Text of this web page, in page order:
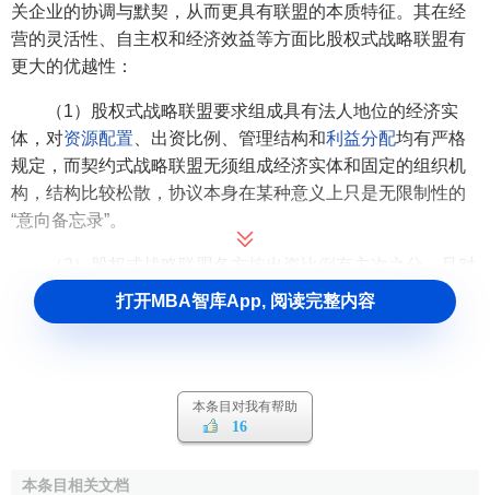
关企业的协调与默契，从而更具有联盟的本质特征。其在经
营的灵活性、自主权和经济效益等方面比股权式战略联盟有
更大的优越性：
（1）股权式战略联盟要求组成具有法人地位的经济实
体，对资源配置 、出资比例、管理结构和利益分配均有严格
规定，而契约式战略联盟无须组成经济实体和固定的组织机
构，结构比较松散，协议本身在某种意义上只是无限制性的
“意向备忘录”。
各方的资金、技术水平、市场规模、人员配备等有明确规
定，股权大小决定发言权的大小；而契约式战略联盟各方一
（3）在利益分配上，股权式战略联盟按出资比例分成，
合资各方的利益体现在最后的分配上，而契约式战略联盟中
各方可以根据自己的情况，在各自承担的工作环节上进行经
打开MBA智库App, 阅读完整内容
本条目对我有帮助
16
本条目相关文档